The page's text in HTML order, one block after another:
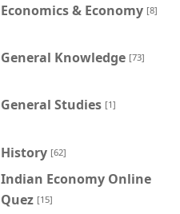
Economics & Economy [8]
General Knowledge [73]
General Studies [1]
History [62]
Indian Economy Online
Quez [15]